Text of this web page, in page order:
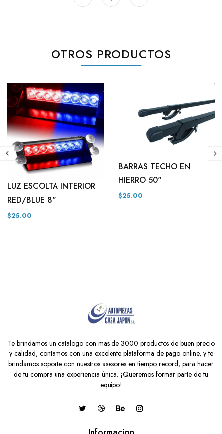
OTROS PRODUCTOS
LUZ ESCOLTA INTERIOR
RED/BLUE 8"
$25.00
BARRAS TECHO EN
HIERRO 50"
$25.00
Te brindamos un catalogo con mas de 3000 productos de buen precio
y calidad, contamos con una excelente plataforma de pago online, y te
brindamos soporte con nuestros asesores en tiempo record, para hacer
de tu compra una experiencia única. ¡Queremos formar parte de tu
equipo!